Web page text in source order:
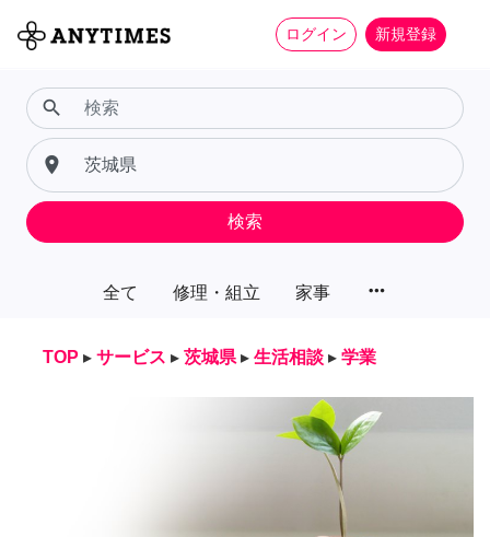
ログイン 新規登録
全て 修理・組立 家事 more_horiz
search
place
検索
TOP ▸ サービス ▸ 茨城県 ▸ 生活相談 ▸ 学業